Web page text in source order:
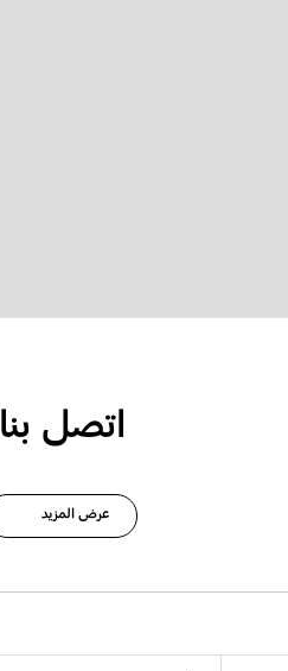
اتصل بنا
عرض المزيد